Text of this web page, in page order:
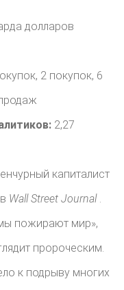
долларов
2 покупок, 6
2,27
капиталист
Wall Street Journal .
пожирают мир»,
пророческим.
к подрыву многих